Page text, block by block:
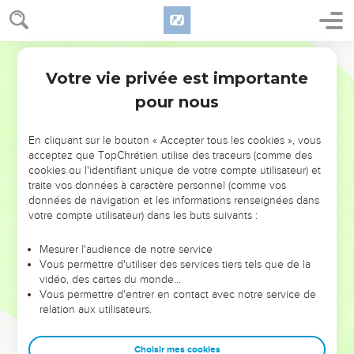
NE MANQUEZ PAS L’ÉVÉNEMENT
DE L’ANNÉE !
ET SI LEURS ERREURS POUVAIENT VOUS ÉVITER LES
VOTRES ?
leur foi ou leur vision. Mais on voit moins les doutes, les erreurs
et les saisons difficiles qu'ils ont traversés, alors même que ce
sont elles qui les ont façonnés.
Dans cette conférence, leaders, entrepreneurs, et responsables
clés pour avancer avec plus de sagesse afin que leurs erreurs
Votre vie privée est importante
pour nous
En cliquant sur le bouton « Accepter tous les cookies », vous
acceptez que TopChrétien utilise des traceurs (comme des
cookies ou l'identifiant unique de votre compte utilisateur) et
traite vos données à caractère personnel (comme vos
données de navigation et les informations renseignées dans
votre compte utilisateur) dans les buts suivants :
Mesurer l'audience de notre service
Vous permettre d'utiliser des services tiers tels que de la
vidéo, des cartes du monde…
Vous permettre d'entrer en contact avec notre service de
relation aux utilisateurs.
Choisir mes cookies